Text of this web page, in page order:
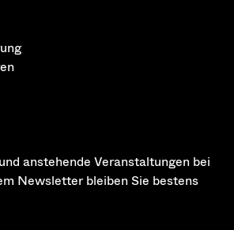
anstehende Veranstaltungen bei
Newsletter bleiben Sie bestens